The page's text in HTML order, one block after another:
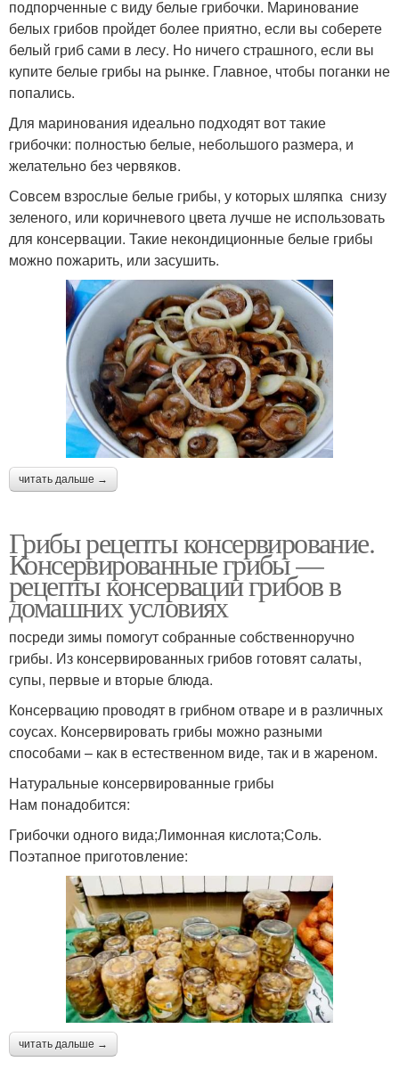
подпорченные с виду белые грибочки. Маринование
белых грибов пройдет более приятно, если вы соберете
белый гриб сами в лесу. Но ничего страшного, если вы
купите белые грибы на рынке. Главное, чтобы поганки не
попались.
Для маринования идеально подходят вот такие
грибочки: полностью белые, небольшого размера, и
желательно без червяков.
Совсем взрослые белые грибы, у которых шляпка снизу
зеленого, или коричневого цвета лучше не использовать
для консервации. Такие некондиционные белые грибы
можно пожарить, или засушить.
читать дальше →
Грибы рецепты консервирование.
Консервированные грибы —
рецепты консервации грибов в
домашних условиях
посреди зимы помогут собранные собственноручно
грибы. Из консервированных грибов готовят салаты,
супы, первые и вторые блюда.
Консервацию проводят в грибном отваре и в различных
соусах. Консервировать грибы можно разными
способами – как в естественном виде, так и в жареном.
Натуральные консервированные грибы
Нам понадобится:
Грибочки одного вида;Лимонная кислота;Соль.
Поэтапное приготовление:
читать дальше →